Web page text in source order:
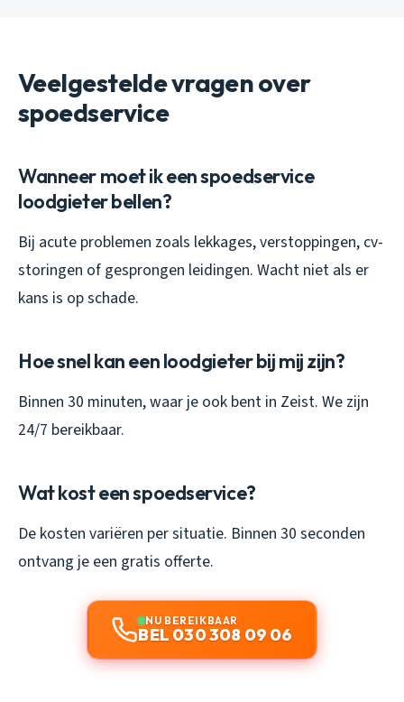
Veelgestelde vragen over
spoedservice
Wanneer moet ik een spoedservice
loodgieter bellen?
Bij acute problemen zoals lekkages, verstoppingen, cv-
storingen of gesprongen leidingen. Wacht niet als er
kans is op schade.
Hoe snel kan een loodgieter bij mij zijn?
Binnen 30 minuten, waar je ook bent in Zeist. We zijn
24/7 bereikbaar.
Wat kost een spoedservice?
De kosten variëren per situatie. Binnen 30 seconden
ontvang je een gratis offerte.
NU BEREIKBAAR
BEL 030 308 09 06